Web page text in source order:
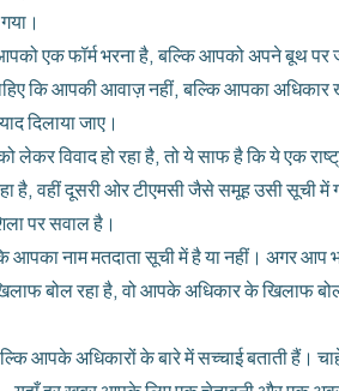
एक फॉर्म भरना है, बल्कि आपको अपने बूथ पर
कि आपकी आवाज़ नहीं, बल्कि आपका अधिकार
दिलाया जाए।
विवाद हो रहा है, तो ये साफ है कि ये एक
है, वहीं दूसरी ओर टीएमसी जैसे समूह उसी सूची में
पर सवाल है।
नाम मतदाता सूची में है या नहीं। अगर आप
बोल रहा है, वो आपके अधिकार के खिलाफ
आपके अधिकारों के बारे में सच्चाई बताती हैं।